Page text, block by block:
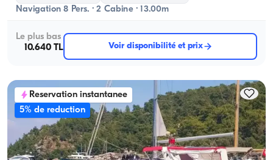
Navigation 8 Pers. · 2 Cabine · 13.00m
Le plus bas
10.640 TL
Voir disponibilité et prix
Reservation instantanee
5% de reduction